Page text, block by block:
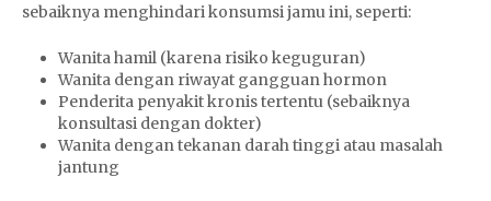
sebaiknya menghindari konsumsi jamu ini, seperti:
Wanita hamil (karena risiko keguguran)
Wanita dengan riwayat gangguan hormon
Penderita penyakit kronis tertentu (sebaiknya
konsultasi dengan dokter)
Wanita dengan tekanan darah tinggi atau masalah
jantung